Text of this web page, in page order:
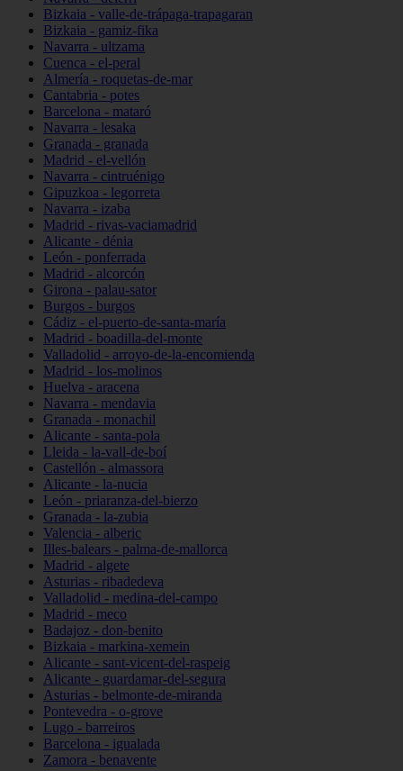
Bizkaia - valle-de-trápaga-trapagaran
Bizkaia - gamiz-fika
Navarra - ultzama
Cuenca - el-peral
Almería - roquetas-de-mar
Cantabria - potes
Barcelona - mataró
Navarra - lesaka
Granada - granada
Madrid - el-vellón
Navarra - cintruénigo
Gipuzkoa - legorreta
Navarra - izaba
Madrid - rivas-vaciamadrid
Alicante - dénia
León - ponferrada
Madrid - alcorcón
Girona - palau-sator
Burgos - burgos
Cádiz - el-puerto-de-santa-maría
Madrid - boadilla-del-monte
Valladolid - arroyo-de-la-encomienda
Madrid - los-molinos
Huelva - aracena
Navarra - mendavia
Granada - monachil
Alicante - santa-pola
Lleida - la-vall-de-boí
Castellón - almassora
Alicante - la-nucia
León - priaranza-del-bierzo
Granada - la-zubia
Valencia - alberic
Illes-balears - palma-de-mallorca
Madrid - algete
Asturias - ribadedeva
Valladolid - medina-del-campo
Madrid - meco
Badajoz - don-benito
Bizkaia - markina-xemein
Alicante - sant-vicent-del-raspeig
Alicante - guardamar-del-segura
Asturias - belmonte-de-miranda
Pontevedra - o-grove
Lugo - barreiros
Barcelona - igualada
Zamora - benavente